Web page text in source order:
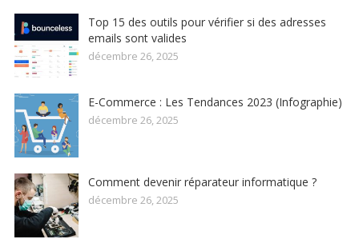
Top 15 des outils pour vérifier si des adresses
emails sont valides
décembre 26, 2025
E-Commerce : Les Tendances 2023 (Infographie)
décembre 26, 2025
Comment devenir réparateur informatique ?
décembre 26, 2025